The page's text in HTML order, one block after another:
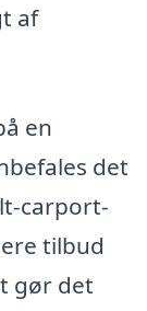
af
en
det
carport-
tilbud
gør det